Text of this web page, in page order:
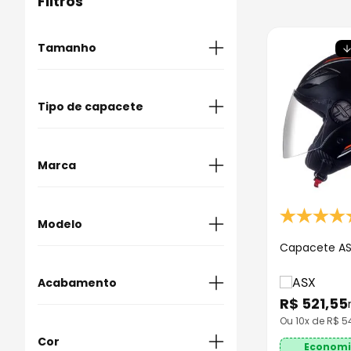
Tamanho
56
60
Tipo de capacete
Marca
Modelo
Acabamento
Cor
Capacete
R$ 521,55
Ou 10x de R$